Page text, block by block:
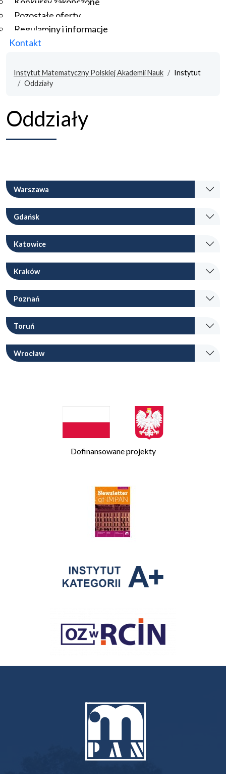
Pozostałe oferty
Regulaminy i informacje
Kontakt
Instytut Matematyczny Polskiej Akademii Nauk
Instytut
Oddziały
Oddziały
Warszawa
Gdańsk
Katowice
Kraków
Poznań
Toruń
Wrocław
Dofinansowane projekty